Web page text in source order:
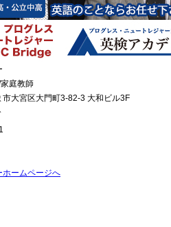
庭教師
市大宮区大門町3-82-3 大和ビル3F
ホームページへ